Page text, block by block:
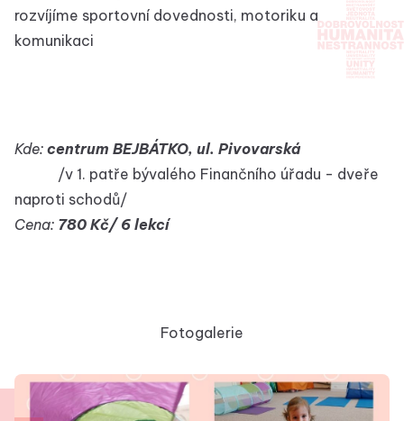
rozvíjíme sportovní dovednosti, motoriku a
komunikaci
Kde: centrum BEJBÁTKO, ul. Pivovarská
/v 1. patře bývalého Finančního úřadu - dveře
naproti schodů/
Cena: 780 Kč/ 6 lekcí
Fotogalerie